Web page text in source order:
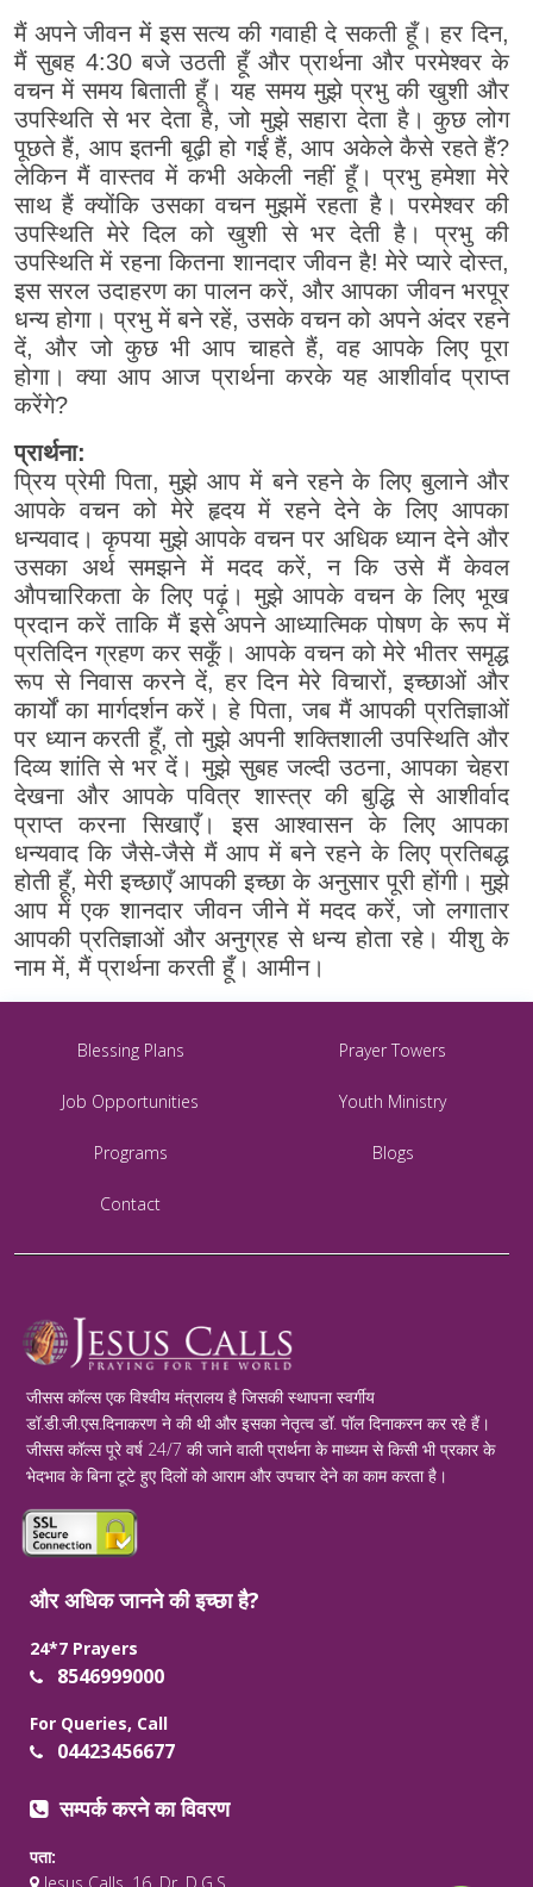
मैं अपने जीवन में इस सत्य की गवाही दे सकती हूँ। हर दिन,
मैं सुबह 4:30 बजे उठती हूँ और प्रार्थना और परमेश्वर के
वचन में समय बिताती हूँ। यह समय मुझे प्रभु की खुशी और
उपस्थिति से भर देता है, जो मुझे सहारा देता है। कुछ लोग
पूछते हैं, आप इतनी बूढ़ी हो गईं हैं, आप अकेले कैसे रहते हैं?
लेकिन मैं वास्तव में कभी अकेली नहीं हूँ। प्रभु हमेशा मेरे
साथ हैं क्योंकि उसका वचन मुझमें रहता है। परमेश्वर की
उपस्थिति मेरे दिल को खुशी से भर देती है। प्रभु की
उपस्थिति में रहना कितना शानदार जीवन है! मेरे प्यारे दोस्त,
इस सरल उदाहरण का पालन करें, और आपका जीवन भरपूर
धन्य होगा। प्रभु में बने रहें, उसके वचन को अपने अंदर रहने
दें, और जो कुछ भी आप चाहते हैं, वह आपके लिए पूरा
होगा। क्या आप आज प्रार्थना करके यह आशीर्वाद प्राप्त
करेंगे?
प्रार्थना:
प्रिय प्रेमी पिता, मुझे आप में बने रहने के लिए बुलाने और
आपके वचन को मेरे हृदय में रहने देने के लिए आपका
धन्यवाद। कृपया मुझे आपके वचन पर अधिक ध्यान देने और
उसका अर्थ समझने में मदद करें, न कि उसे मैं केवल
औपचारिकता के लिए पढ़ूं। मुझे आपके वचन के लिए भूख
प्रदान करें ताकि मैं इसे अपने आध्यात्मिक पोषण के रूप में
प्रतिदिन ग्रहण कर सकूँ। आपके वचन को मेरे भीतर समृद्ध
रूप से निवास करने दें, हर दिन मेरे विचारों, इच्छाओं और
कार्यों का मार्गदर्शन करें। हे पिता, जब मैं आपकी प्रतिज्ञाओं
पर ध्यान करती हूँ, तो मुझे अपनी शक्तिशाली उपस्थिति और
दिव्य शांति से भर दें। मुझे सुबह जल्दी उठना, आपका चेहरा
देखना और आपके पवित्र शास्त्र की बुद्धि से आशीर्वाद
प्राप्त करना सिखाएँ। इस आश्वासन के लिए आपका
धन्यवाद कि जैसे-जैसे मैं आप में बने रहने के लिए प्रतिबद्ध
होती हूँ, मेरी इच्छाएँ आपकी इच्छा के अनुसार पूरी होंगी। मुझे
आप में एक शानदार जीवन जीने में मदद करें, जो लगातार
आपकी प्रतिज्ञाओं और अनुग्रह से धन्य होता रहे। यीशु के
नाम में, मैं प्रार्थना करती हूँ। आमीन।
Blessing Plans Prayer Towers
Job Opportunities Youth Ministry
Programs Blogs
Contact
जीसस कॉल्स एक विश्वीय मंत्रालय है जिसकी स्थापना स्वर्गीय
डॉ.डी.जी.एस.दिनाकरण ने की थी और इसका नेतृत्व डॉ. पॉल दिनाकरन कर रहे हैं।
जीसस कॉल्स पूरे वर्ष 24/7 की जाने वाली प्रार्थना के माध्यम से किसी भी प्रकार के
भेदभाव के बिना टूटे हुए दिलों को आराम और उपचार देने का काम करता है।
और अधिक जानने की इच्छा है?
24*7 Prayers
8546999000
For Queries, Call
04423456677
सम्पर्क करने का विवरण
पता: